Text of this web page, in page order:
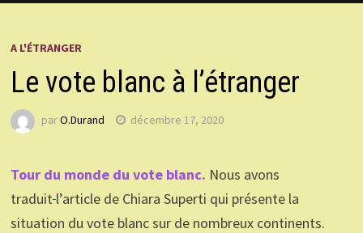
A L'ÉTRANGER
Le vote blanc à l’étranger
parO.Durand décembre 17, 2020
Tour du monde du vote blanc. Nous avons
traduitl’article de Chiara Superti qui présente la
situation du vote blanc sur de nombreux continents.